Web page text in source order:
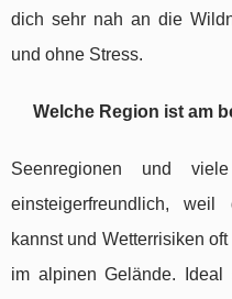
dich sehr nah an die
und ohne Stress.
Welche Region ist am
Seenregionen und
einsteigerfreundlich,
kannst und Wetterrisiken
im alpinen Gelände.